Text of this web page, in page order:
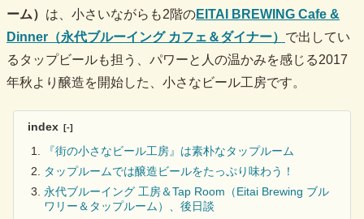
ーム） は、小さいながらも2階のEITAI BREWING Cafe &
Dinner（永代ブルーイング カフェ＆ダイナー） で出してい
るタップビールも担う、パワーと人の温かみを感じる2017
年秋より醸造を開始した、小さなビール工房です。
index
『街の小さなビール工房』は素朴なタップルーム
タップルームでは醸造ビールをたっぷり味わう！
永代ブルーイング 工房＆Tap Room（Eitai Brewing ブル
ワリー＆タップルーム）、後日談